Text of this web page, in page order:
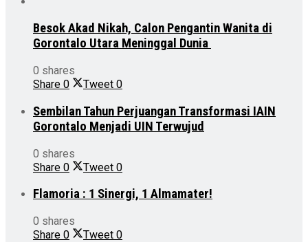
Besok Akad Nikah, Calon Pengantin Wanita di
Gorontalo Utara Meninggal Dunia
0 shares
Share 0 Tweet 0
Sembilan Tahun Perjuangan Transformasi IAIN
Gorontalo Menjadi UIN Terwujud
0 shares
Share 0 Tweet 0
Flamoria : 1 Sinergi, 1 Almamater!
0 shares
Share 0 Tweet 0